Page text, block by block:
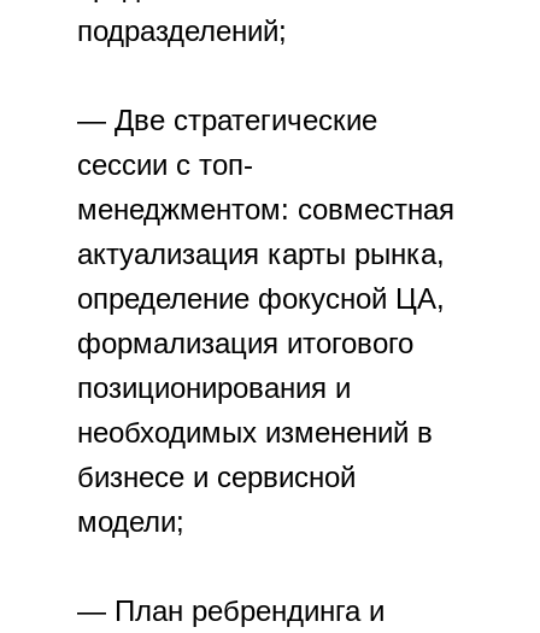
подразделений;
— Две стратегические
сессии с топ-
менеджментом: совместная
актуализация карты рынка,
определение фокусной ЦА,
формализация итогового
позиционирования и
необходимых изменений в
бизнесе и сервисной
модели;
— План ребрендинга и